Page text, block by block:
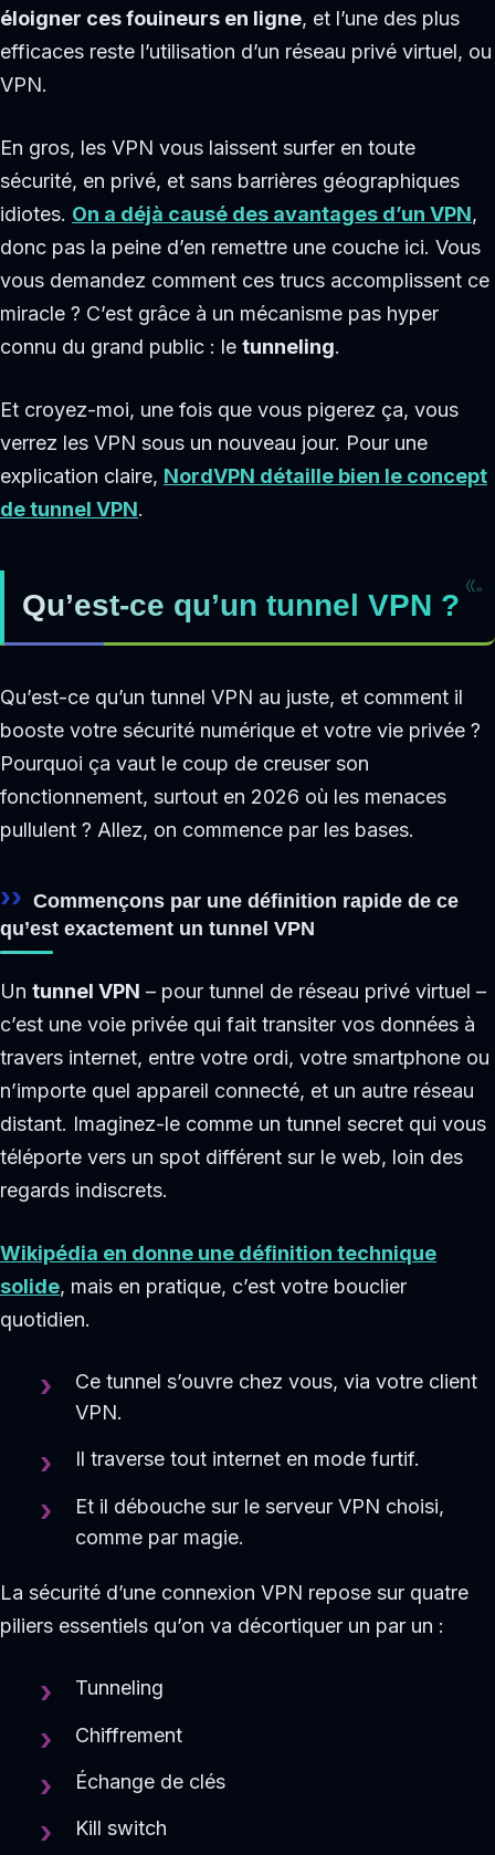
éloigner ces fouineurs en ligne, et l’une des plus
efficaces reste l’utilisation d’un réseau privé virtuel, ou
VPN.
En gros, les VPN vous laissent surfer en toute
sécurité, en privé, et sans barrières géographiques
idiotes. On a déjà causé des avantages d’un VPN,
donc pas la peine d’en remettre une couche ici. Vous
vous demandez comment ces trucs accomplissent ce
miracle ? C’est grâce à un mécanisme pas hyper
connu du grand public : le tunneling.
Et croyez-moi, une fois que vous pigerez ça, vous
verrez les VPN sous un nouveau jour. Pour une
explication claire, NordVPN détaille bien le concept
de tunnel VPN.
Qu’est-ce qu’un tunnel VPN ?
Qu’est-ce qu’un tunnel VPN au juste, et comment il
booste votre sécurité numérique et votre vie privée ?
Pourquoi ça vaut le coup de creuser son
fonctionnement, surtout en 2026 où les menaces
pullulent ? Allez, on commence par les bases.
Commençons par une définition rapide de ce
qu’est exactement un tunnel VPN
Un tunnel VPN – pour tunnel de réseau privé virtuel –
c’est une voie privée qui fait transiter vos données à
travers internet, entre votre ordi, votre smartphone ou
n’importe quel appareil connecté, et un autre réseau
distant. Imaginez-le comme un tunnel secret qui vous
téléporte vers un spot différent sur le web, loin des
regards indiscrets.
Wikipédia en donne une définition technique
solide, mais en pratique, c’est votre bouclier
quotidien.
Ce tunnel s’ouvre chez vous, via votre client
VPN.
Il traverse tout internet en mode furtif.
Et il débouche sur le serveur VPN choisi,
comme par magie.
La sécurité d’une connexion VPN repose sur quatre
piliers essentiels qu’on va décortiquer un par un :
Tunneling
Chiffrement
Échange de clés
Kill switch